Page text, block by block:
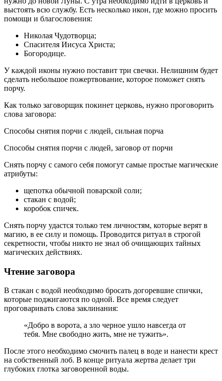
выстоять всю службу. Есть несколько икон, где можно просить
помощи и благословения:
Николая Чудотворца;
Спасителя Иисуса Христа;
Богородице.
У каждой иконы нужно поставит три свечки. Нелишним будет
сделать небольшое пожертвование, которое поможет снять
порчу.
Как только заговорщик покинет церковь, нужно проговорить
слова заговора:
Способы снятия порчи с людей, сильная порча
Способы снятия порчи с людей, заговор от порчи
Снять порчу с самого себя помогут самые простые магические
атрибуты:
щепотка обычной поварской соли;
стакан с водой;
коробок спичек.
Снять порчу удастся только тем личностям, которые верят в
магию, в ее силу и помощь. Проводится ритуал в строгой
секретности, чтобы никто не знал об очищающих тайных
магических действиях.
Чтение заговора
В стакан с водой необходимо бросать догоревшие спички,
которые поджигаются по одной. Все время следует
проговаривать слова заклинания:
«Добро в ворота, а зло черное ушло навсегда от
тебя. Мне свободно жить, мне не тужить».
После этого необходимо смочить палец в воде и нанести крест
на собственный лоб. В конце ритуала жертва делает три
глубоких глотка заговоренной воды.